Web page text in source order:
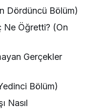
Dördüncü Bölüm)
Ne Öğretti? (On
Gerçekler
Bölüm)
Nasıl